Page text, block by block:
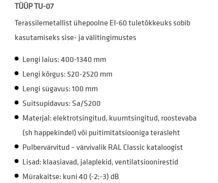
TÜÜP TU-07
Terassilemetallist ühepoolne EI-60 tuletõkkeuks sobib
kasutamiseks sise- ja välitingimustes
Lengi laius: 400-1340 mm
Lengi kõrgus: 520-2520 mm
Lengi sügavus: 100 mm
Suitsupidavus: Sa/S200
Materjal: elektrotsingitud, kuumtsingitud, roostevaba
(sh happekindel) või puitimitatsiooniga terasleht
Pulbervärvitud – värvivalik RAL Classic kataloogist
Lisad: klaasiavad, jalaplekid, ventilatsioonirestid
Mürakaitse: kuni 40 (-2;-3) dB